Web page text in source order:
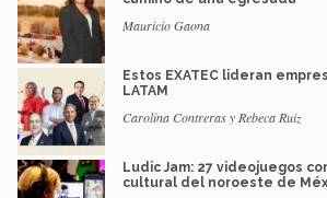
Mauricio Gaona
Estos EXATEC lideran
LATAM
Carolina Contreras y Rebeca Ruiz
Ludic Jam: 27 videojuegos
cultural del noroeste de